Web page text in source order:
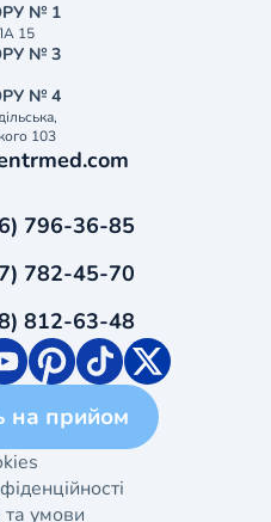
№ 1
15
№ 3
№ 4
103
796-36-85
782-45-70
812-63-48
на прийом
умови